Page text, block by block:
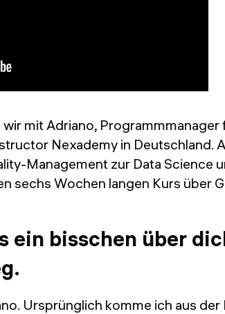
mit Adriano, Programmmanager
Nexademy in Deutschland.
Management zur Data Science
sechs Wochen langen Kurs über
ein bisschen über
Ursprünglich komme ich aus